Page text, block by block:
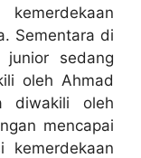
Sementara di
sedang
oleh Ahmad
diwakili oleh
mencapai
kemerdekaan